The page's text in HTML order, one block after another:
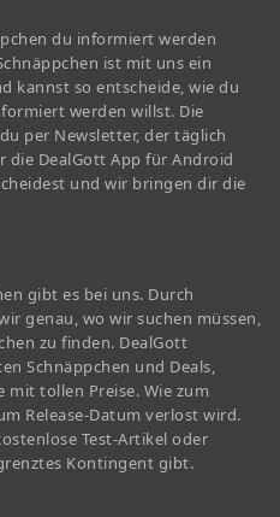
du informiert werden
ist mit uns ein
kannst so entscheide, wie du
werden willst. Die
per Newsletter, der täglich
die DealGott App für Android
und wir bringen dir die
gibt es bei uns. Durch
genau, wo wir suchen müssen,
zu finden. DealGott
Schnäppchen und Deals,
mit tollen Preise. Wie zum
Release-Datum verlost wird.
Test-Artikel oder
Kontingent gibt.